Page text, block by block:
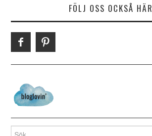
FÖLJ OSS OCKSÅ HÄR
Search for: